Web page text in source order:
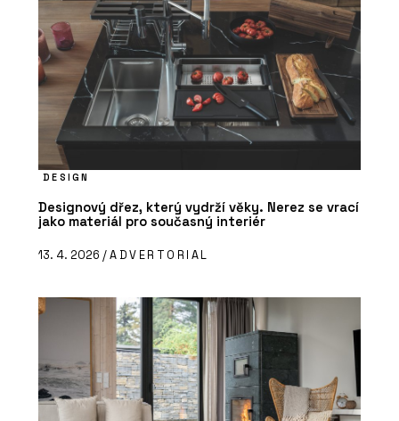
DESIGN
Designový dřez, který vydrží věky. Nerez se vrací
jako materiál pro současný interiér
13. 4. 2026 /ADVERTORIAL